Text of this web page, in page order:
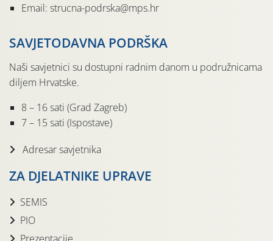
Email: strucna-podrska@mps.hr
SAVJETODAVNA PODRŠKA
Naši savjetnici su dostupni radnim danom u podružnicama
diljem Hrvatske.
8 – 16 sati (Grad Zagreb)
7 – 15 sati (Ispostave)
Adresar savjetnika
ZA DJELATNIKE UPRAVE
SEMIS
PIO